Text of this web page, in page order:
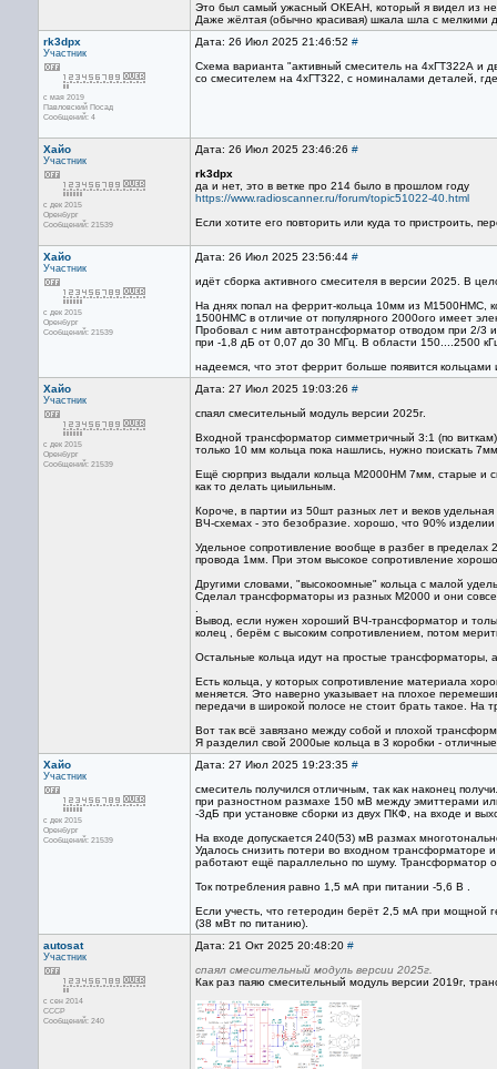
Это был самый ужасный ОКЕАН, который я видел из
Даже жёлтая (обычно красивая) шкала шла с мелкими
rk3dpx
Участник
с мая 2019
Павловский Посад
Сообщений: 4
Дата: 26 Июл 2025 21:46:52 #
Схема варианта "активный смеситель на 4хГТ322А и
cо смесителем на 4хГТ322, с номиналами деталей,
Хайо
Участник
с дек 2015
Оренбург
Сообщений: 21539
Дата: 26 Июл 2025 23:46:26 #
rk3dpx
да и нет, это в ветке про 214 было в прошлом году
https://www.radioscanner.ru/forum/topic51022-40.html
Если хотите его повторить или куда то пристроить,
Хайо
Участник
с дек 2015
Оренбург
Сообщений: 21539
Дата: 26 Июл 2025 23:56:44 #
идёт сборка активного смесителя в версии 2025. В
На днях попал на феррит-кольца 10мм из М1500НМС,
1500НМС в отличие от популярного 2000ого имеет
Пробовал с ним автотрансформатор отводом при 2/3 и
при -1,8 дБ от 0,07 до 30 МГц. В области 150....2500
надеемся, что этот феррит больше появится кольцами
Хайо
Участник
с дек 2015
Оренбург
Сообщений: 21539
Дата: 27 Июл 2025 19:03:26 #
спаял смесительный модуль версии 2025г.
Входной трансформатор симметричный 3:1 (по
только 10 мм кольца пока нашлись, нужно поискать
Ещё сюрприз выдали кольца М2000НМ 7мм, старые и
как то делать циыильным.
Короче, в партии из 50шт разных лет и веков
ВЧ-схемах - это безобразие. хорошо, что 90%
Удельное сопротивление вообще в разбег в
провода 1мм. При этом высокое сопротивление
Другими словами, "высокоомные" кольца с малой
Сделал трансформаторы из разных М2000 и они
Вывод, если нужен хороший ВЧ-трансформатор и
колец , берём с высоким сопротивлением, потом
Остальные кольца идут на простые трансформаторы,
Есть кольца, у которых сопротивление материала
меняется. Это наверно указывает на плохое
передачи в широкой полосе не стоит брать такое.
Вот так всё завязано между собой и плохой
Я разделил свой 2000ые кольца в 3 коробки -
Хайо
Участник
с дек 2015
Оренбург
Сообщений: 21539
Дата: 27 Июл 2025 19:23:35 #
смеситель получился отличным, так как наконец
при разностном размахе 150 мВ между эмиттерами
-3дБ при установке сборки из двух ПКФ, на входе и
На входе допускается 240(53) мВ размах
Удалось снизить потери во входном трансформаторе
работают ещё параллельно по шуму. Трансформатор
Ток потребления равно 1,5 мА при питании -5,6 В .
Если учесть, что гетеродин берёт 2,5 мА при мощной
(38 мВт по питанию).
autosat
Участник
с сен 2014
СССР
Сообщений: 240
Дата: 21 Окт 2025 20:48:20 #
спаял смесительный модуль версии 2025г.
Как раз паяю смесительный модуль версии 2019г,